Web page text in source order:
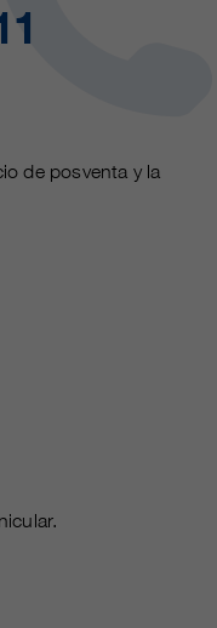
de posventa y la